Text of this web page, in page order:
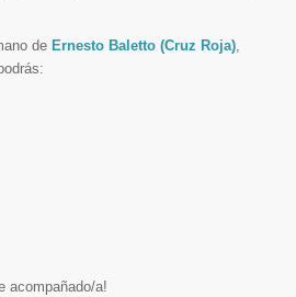
de Ernesto Baletto (Cruz Roja)
acompañado/a!